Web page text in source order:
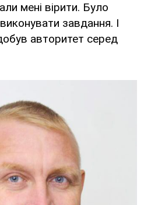
мені вірити. Було
завдання. І
авторитет серед